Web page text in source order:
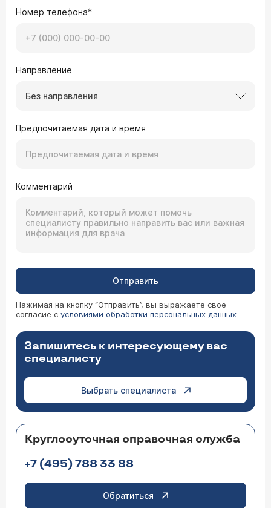
Номер телефона*
Направление
Без направления
Предпочитаемая дата и время
Комментарий
Отправить
Нажимая на кнопку “Отправить”, вы выражаете свое
согласие с условиями обработки персональных данных
Запишитесь к интересующему вас
специалисту
Выбрать специалиста
Круглосуточная справочная служба
+7 (495) 788 33 88
Обратиться